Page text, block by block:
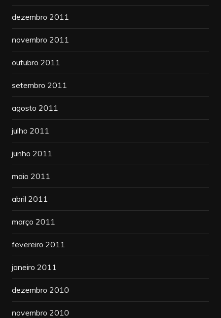
dezembro 2011
novembro 2011
outubro 2011
setembro 2011
agosto 2011
julho 2011
junho 2011
maio 2011
abril 2011
março 2011
fevereiro 2011
janeiro 2011
dezembro 2010
novembro 2010